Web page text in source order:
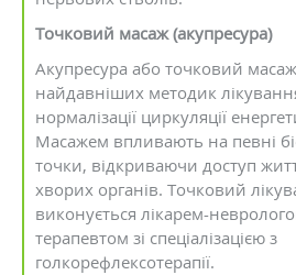
Точковий масаж (акупресура)
Акупресура або точковий
найдавніших методик
нормалізації циркуляції
Масажем впливають на певні
точки, відкриваючи доступ
хворих органів. Точковий
виконується лікарем-
терапевтом зі спеціалізацією з
голкорефлексотерапії.